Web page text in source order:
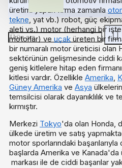
üretimi yapan firma zamanla
tekne, yat vb.) robot, güç
aleti vs.) motor (herhangi bir işte
motorlar) ve uçak üreten bir
bir numaralı motor üreticisi
sektörünün gelişmesinde ciddi
geniş kitlelere hitap eden
kitlesi vardır. Özellikle Amerika,
Güney Amerika ve Asya
temsilcisi olarak dayanıklılık ve
kırmıştır.
Merkezi Tokyo'da olan Honda,
ülkede üretim ve satış
motor sporlarındaki
başlarda Amerika ve Kanada'da
markası ile de ciddi başarılar